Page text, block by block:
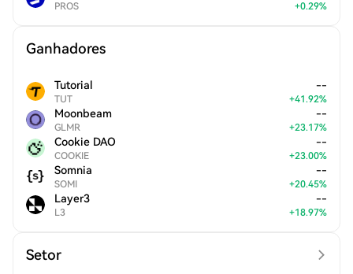
PROS +0.29%
Ganhadores
Tutorial
TUT
--
+41.92%
Moonbeam
GLMR
--
+23.17%
Cookie DAO
COOKIE
--
+23.00%
Somnia
SOMI
--
+20.45%
Layer3
L3
--
+18.97%
Setor